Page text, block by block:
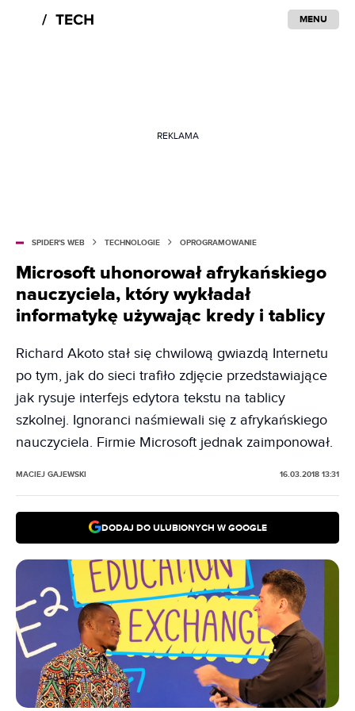
MENU
REKLAMA
SPIDER'S WEB TECHNOLOGIE OPROGRAMOWANIE
Microsoft uhonorował afrykańskiego
nauczyciela, który wykładał
informatykę używając kredy i tablicy
Richard Akoto stał się chwilową gwiazdą Internetu
po tym, jak do sieci trafiło zdjęcie przedstawiające
jak rysuje interfejs edytora tekstu na tablicy
szkolnej. Ignoranci naśmiewali się z afrykańskiego
nauczyciela. Firmie Microsoft jednak zaimponował.
MACIEJ GAJEWSKI 16.03.2018 13:31
DODAJ DO ULUBIONYCH W GOOGLE